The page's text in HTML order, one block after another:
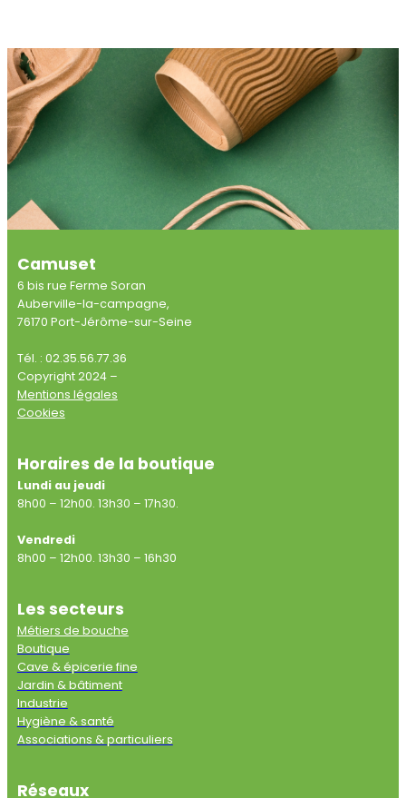
Camuset
6 bis rue Ferme Soran
Auberville-la-campagne,
76170 Port-Jérôme-sur-Seine
Tél. : 02.35.56.77.36
Copyright 2024 –
Mentions légales
Cookies
Horaires de la boutique
Lundi au jeudi
8h00 – 12h00. 13h30 – 17h30.
Vendredi
8h00 – 12h00. 13h30 – 16h30
Les secteurs
Métiers de bouche
Boutique
Cave & épicerie fine
Jardin & bâtiment
Industrie
Hygiène & santé
Associations & particuliers
Réseaux